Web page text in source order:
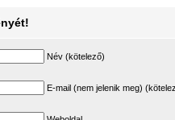
Név (kötelező)
E-mail (nem jelenik meg)